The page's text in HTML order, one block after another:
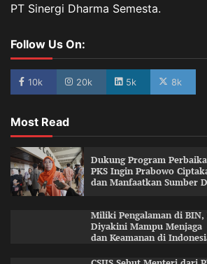
PT Sinergi Dharma Semesta.
Follow Us On:
10k 20k 5k 8k
Most Read
Dukung Program
PKS Ingin Prabowo
dan Manfaatkan Sumber
Miliki Pengalaman di BIN,
Diyakini Mampu
dan Keamanan di